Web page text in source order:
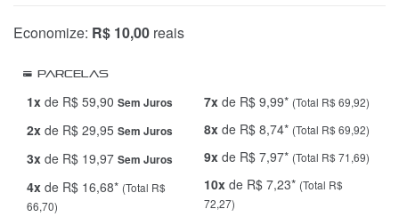
Economize: R$ 10,00 reais
Parcelas
1x de R$ 59,90 Sem Juros
2x de R$ 29,95 Sem Juros
3x de R$ 19,97 Sem Juros
4x de R$ 16,68* (Total R$
66,70)
7x de R$ 9,99* (Total R$ 69,92)
8x de R$ 8,74* (Total R$ 69,92)
9x de R$ 7,97* (Total R$ 71,69)
10x de R$ 7,23* (Total R$
72,27)